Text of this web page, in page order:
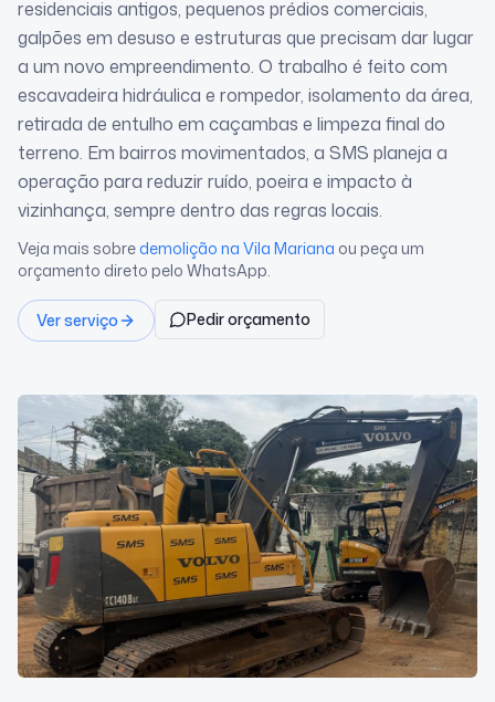
residenciais antigos, pequenos prédios comerciais,
galpões em desuso e estruturas que precisam dar lugar
a um novo empreendimento. O trabalho é feito com
escavadeira hidráulica e rompedor, isolamento da área,
retirada de entulho em caçambas e limpeza final do
terreno. Em bairros movimentados, a SMS planeja a
operação para reduzir ruído, poeira e impacto à
vizinhança, sempre dentro das regras locais.
Veja mais sobredemolição na Vila Mariana ou peça um
orçamento direto pelo WhatsApp.
Ver serviço Pedir orçamento